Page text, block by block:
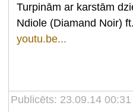
Turpinām ar karstām
Ndiole (Diamand Noir)
youtu.be...
Publicēts: 23.09.14